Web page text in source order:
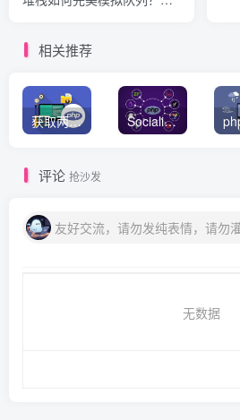
相关推荐
获取两个数组的交集或者并集数据 Socialite PHP 社交登录统一解决方案
评论 抢沙发
无数据